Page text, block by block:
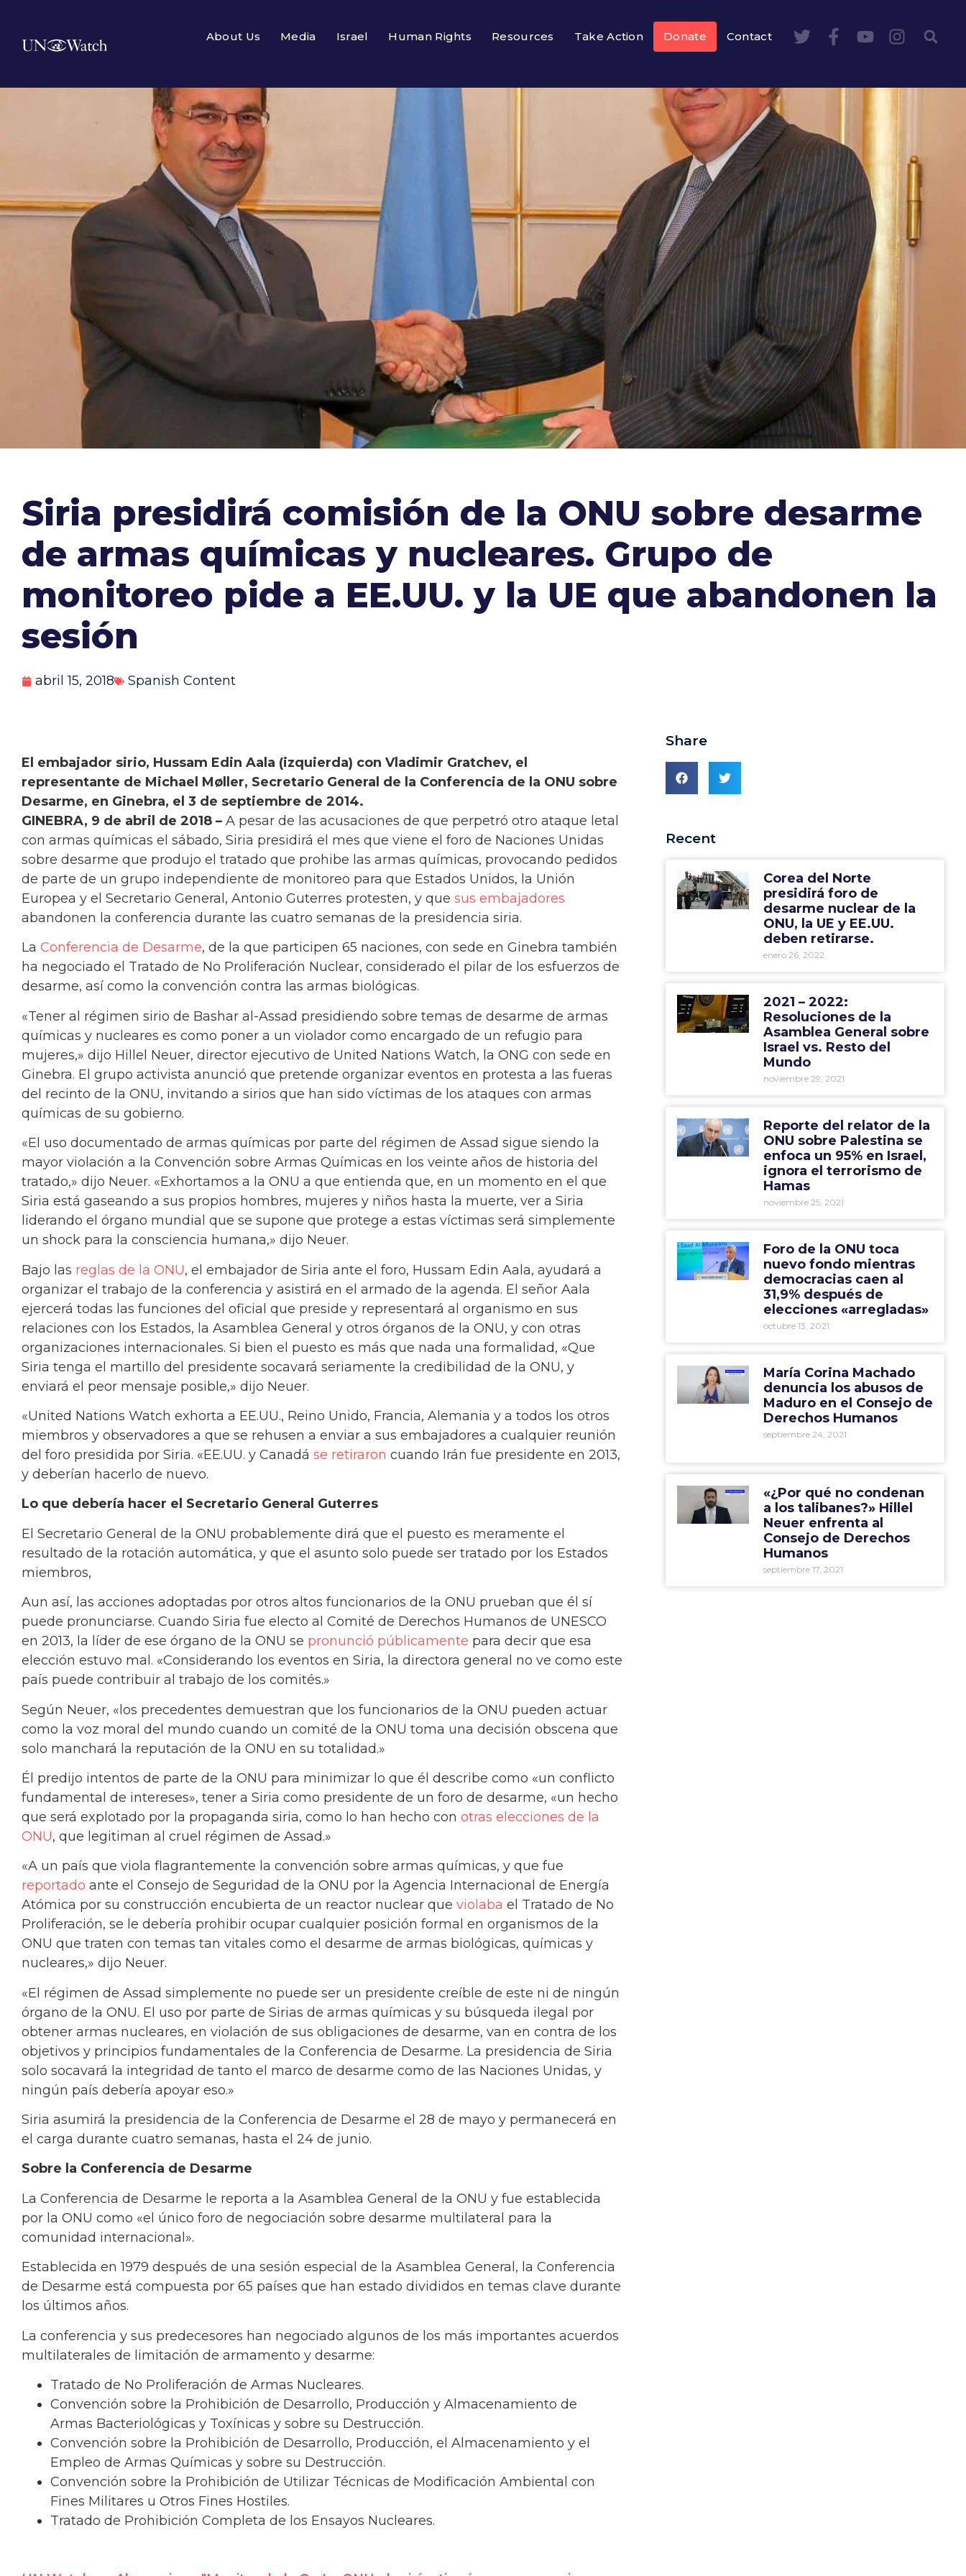
About Us Media Israel Human Rights Resources Take Action Donate Contact
Siria presidirá comisión de la ONU sobre desarme
de armas químicas y nucleares. Grupo de
monitoreo pide a EE.UU. y la UE que abandonen la
sesión
abril 15, 2018 Spanish Content
El embajador sirio, Hussam Edin Aala (izquierda) con Vladimir Gratchev, el
representante de Michael Møller, Secretario General de la Conferencia de la ONU sobre
Desarme, en Ginebra, el 3 de septiembre de 2014.
GINEBRA, 9 de abril de 2018 – A pesar de las acusaciones de que perpetró otro ataque letal
con armas químicas el sábado, Siria presidirá el mes que viene el foro de Naciones Unidas
sobre desarme que produjo el tratado que prohibe las armas químicas, provocando pedidos
de parte de un grupo independiente de monitoreo para que Estados Unidos, la Unión
Europea y el Secretario General, Antonio Guterres protesten, y que sus embajadores
abandonen la conferencia durante las cuatro semanas de la presidencia siria.
La Conferencia de Desarme, de la que participen 65 naciones, con sede en Ginebra también
ha negociado el Tratado de No Proliferación Nuclear, considerado el pilar de los esfuerzos de
desarme, así como la convención contra las armas biológicas.
«Tener al régimen sirio de Bashar al-Assad presidiendo sobre temas de desarme de armas
químicas y nucleares es como poner a un violador como encargado de un refugio para
mujeres,» dijo Hillel Neuer, director ejecutivo de United Nations Watch, la ONG con sede en
Ginebra. El grupo activista anunció que pretende organizar eventos en protesta a las fueras
del recinto de la ONU, invitando a sirios que han sido víctimas de los ataques con armas
químicas de su gobierno.
«El uso documentado de armas químicas por parte del régimen de Assad sigue siendo la
mayor violación a la Convención sobre Armas Químicas en los veinte años de historia del
tratado,» dijo Neuer. «Exhortamos a la ONU a que entienda que, en un momento en el que
Siria está gaseando a sus propios hombres, mujeres y niños hasta la muerte, ver a Siria
liderando el órgano mundial que se supone que protege a estas víctimas será simplemente
un shock para la consciencia humana,» dijo Neuer.
Bajo las reglas de la ONU, el embajador de Siria ante el foro, Hussam Edin Aala, ayudará a
organizar el trabajo de la conferencia y asistirá en el armado de la agenda. El señor Aala
ejercerá todas las funciones del oficial que preside y representará al organismo en sus
relaciones con los Estados, la Asamblea General y otros órganos de la ONU, y con otras
organizaciones internacionales. Si bien el puesto es más que nada una formalidad, «Que
Siria tenga el martillo del presidente socavará seriamente la credibilidad de la ONU, y
enviará el peor mensaje posible,» dijo Neuer.
«United Nations Watch exhorta a EE.UU., Reino Unido, Francia, Alemania y a todos los otros
miembros y observadores a que se rehusen a enviar a sus embajadores a cualquier reunión
del foro presidida por Siria. «EE.UU. y Canadá se retiraron cuando Irán fue presidente en 2013,
y deberían hacerlo de nuevo.
Lo que debería hacer el Secretario General Guterres
El Secretario General de la ONU probablemente dirá que el puesto es meramente el
resultado de la rotación automática, y que el asunto solo puede ser tratado por los Estados
miembros,
Aun así, las acciones adoptadas por otros altos funcionarios de la ONU prueban que él sí
puede pronunciarse. Cuando Siria fue electo al Comité de Derechos Humanos de UNESCO
en 2013, la líder de ese órgano de la ONU se pronunció públicamente para decir que esa
elección estuvo mal. «Considerando los eventos en Siria, la directora general no ve como este
país puede contribuir al trabajo de los comités.»
Según Neuer, «los precedentes demuestran que los funcionarios de la ONU pueden actuar
como la voz moral del mundo cuando un comité de la ONU toma una decisión obscena que
solo manchará la reputación de la ONU en su totalidad.»
Él predijo intentos de parte de la ONU para minimizar lo que él describe como «un conflicto
fundamental de intereses», tener a Siria como presidente de un foro de desarme, «un hecho
que será explotado por la propaganda siria, como lo han hecho con otras elecciones de la
ONU, que legitiman al cruel régimen de Assad.»
«A un país que viola flagrantemente la convención sobre armas químicas, y que fue
reportado ante el Consejo de Seguridad de la ONU por la Agencia Internacional de Energía
Atómica por su construcción encubierta de un reactor nuclear que violaba el Tratado de No
Proliferación, se le debería prohibir ocupar cualquier posición formal en organismos de la
ONU que traten con temas tan vitales como el desarme de armas biológicas, químicas y
nucleares,» dijo Neuer.
«El régimen de Assad simplemente no puede ser un presidente creíble de este ni de ningún
órgano de la ONU. El uso por parte de Sirias de armas químicas y su búsqueda ilegal por
obtener armas nucleares, en violación de sus obligaciones de desarme, van en contra de los
objetivos y principios fundamentales de la Conferencia de Desarme. La presidencia de Siria
solo socavará la integridad de tanto el marco de desarme como de las Naciones Unidas, y
ningún país debería apoyar eso.»
Siria asumirá la presidencia de la Conferencia de Desarme el 28 de mayo y permanecerá en
el carga durante cuatro semanas, hasta el 24 de junio.
Sobre la Conferencia de Desarme
La Conferencia de Desarme le reporta a la Asamblea General de la ONU y fue establecida
por la ONU como «el único foro de negociación sobre desarme multilateral para la
comunidad internacional».
Establecida en 1979 después de una sesión especial de la Asamblea General, la Conferencia
de Desarme está compuesta por 65 países que han estado divididos en temas clave durante
los últimos años.
La conferencia y sus predecesores han negociado algunos de los más importantes acuerdos
multilaterales de limitación de armamento y desarme:
Tratado de No Proliferación de Armas Nucleares.
Convención sobre la Prohibición de Desarrollo, Producción y Almacenamiento de
Armas Bacteriológicas y Toxínicas y sobre su Destrucción.
Convención sobre la Prohibición de Desarrollo, Producción, el Almacenamiento y el
Empleo de Armas Químicas y sobre su Destrucción.
Convención sobre la Prohibición de Utilizar Técnicas de Modificación Ambiental con
Fines Militares u Otros Fines Hostiles.
Tratado de Prohibición Completa de los Ensayos Nucleares.
Share
Recent
Corea del Norte
presidirá foro de
desarme nuclear de la
ONU, la UE y EE.UU.
deben retirarse.
enero 26, 2022
2021 – 2022:
Resoluciones de la
Asamblea General sobre
Israel vs. Resto del
Mundo
noviembre 29, 2021
Reporte del relator de la
ONU sobre Palestina se
enfoca un 95% en Israel,
ignora el terrorismo de
Hamas
noviembre 25, 2021
Foro de la ONU toca
nuevo fondo mientras
democracias caen al
31,9% después de
elecciones «arregladas»
octubre 13, 2021
María Corina Machado
denuncia los abusos de
Maduro en el Consejo de
Derechos Humanos
septiembre 24, 2021
«¿Por qué no condenan
a los talibanes?» Hillel
Neuer enfrenta al
Consejo de Derechos
Humanos
septiembre 17, 2021